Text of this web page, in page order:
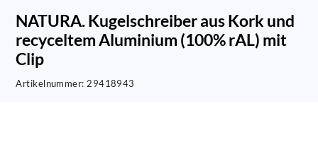
NATURA. Kugelschreiber aus Kork und
recyceltem Aluminium (100% rAL) mit
Clip
Artikelnummer: 29418943